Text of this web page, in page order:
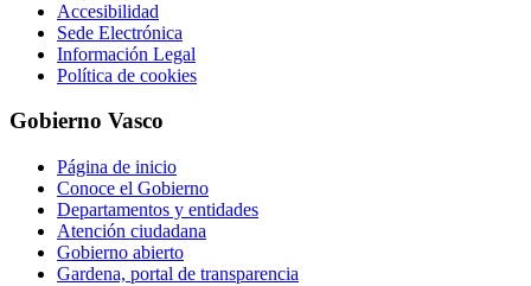
Accesibilidad
Sede Electrónica
Información Legal
Política de cookies
Gobierno Vasco
Página de inicio
Conoce el Gobierno
Departamentos y entidades
Atención ciudadana
Gobierno abierto
Gardena, portal de transparencia